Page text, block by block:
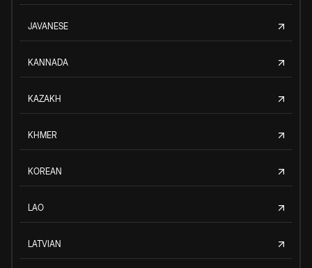
JAVANESE
KANNADA
KAZAKH
KHMER
KOREAN
LAO
LATVIAN